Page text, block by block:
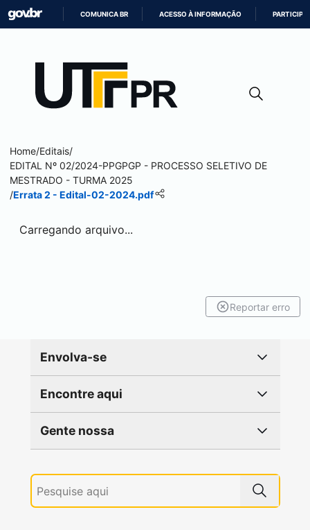
CONTEÚDO
COMUNICA BR ACESSO À INFORMAÇÃO PARTICIPE
Home/Editais/
EDITAL Nº 02/2024-PPGPGP - PROCESSO SELETIVO DE
MESTRADO - TURMA 2025
/Errata 2 - Edital-02-2024.pdf
Carregando arquivo...
Reportar erro
Envolva-se
Encontre aqui
Gente nossa